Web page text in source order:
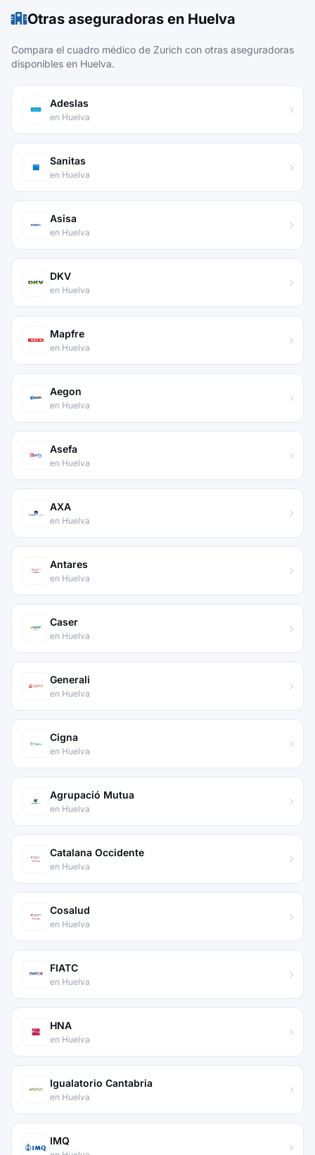
Otras aseguradoras en Huelva
Compara el cuadro médico de Zurich con otras aseguradoras
disponibles en Huelva.
Adeslas
en Huelva
Sanitas
en Huelva
Asisa
en Huelva
DKV
en Huelva
Mapfre
en Huelva
Aegon
en Huelva
Asefa
en Huelva
AXA
en Huelva
Antares
en Huelva
Caser
en Huelva
Generali
en Huelva
Cigna
en Huelva
Agrupació Mutua
en Huelva
Catalana Occidente
en Huelva
Cosalud
en Huelva
FIATC
en Huelva
HNA
en Huelva
Igualatorio Cantabria
en Huelva
IMQ